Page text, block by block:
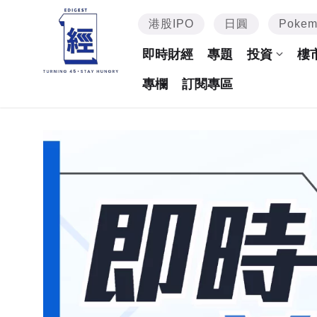
港股IPO 日圓
即時財經 專題 投資 樓
專欄 訂閱專區